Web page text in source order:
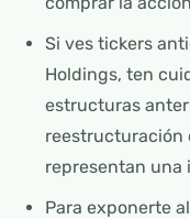
Si ves tickers
Holdings, ten
estructuras
reestructuración
representan una
Para exponerte